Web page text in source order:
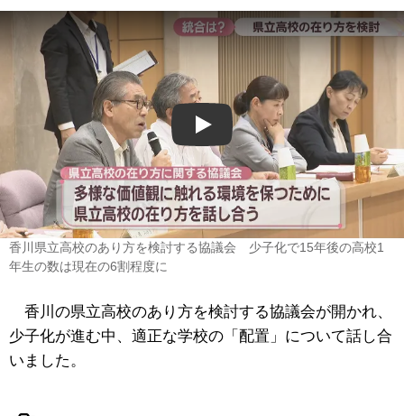
Play
香川県立高校のあり方を検討する協議会 少子化で15年後の高校1
年生の数は現在の6割程度に
香川の県立高校のあり方を検討する協議会が開かれ、
少子化が進む中、適正な学校の「配置」について話し合
いました。